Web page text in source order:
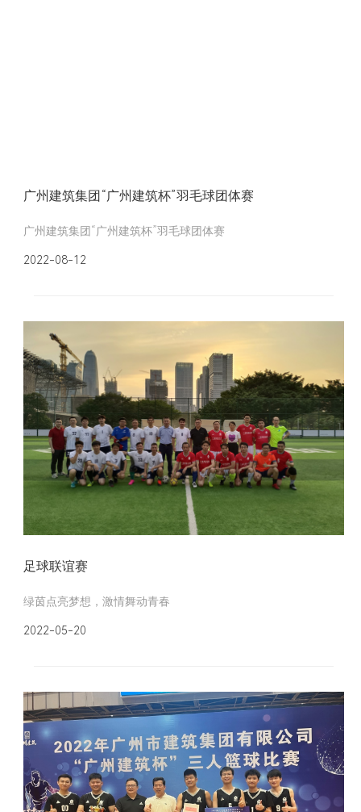
广州建筑集团“广州建筑杯”羽毛球团体赛
广州建筑集团“广州建筑杯”羽毛球团体赛
2022-08-12
足球联谊赛
绿茵点亮梦想，激情舞动青春
2022-05-20